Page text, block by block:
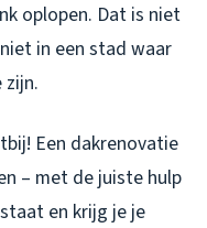
oplopen. Dat is niet
in een stad waar
Een dakrenovatie
– met de juiste hulp
en krijg je je